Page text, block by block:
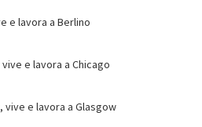
e lavora a Berlino
e lavora a Chicago
vive e lavora a Glasgow